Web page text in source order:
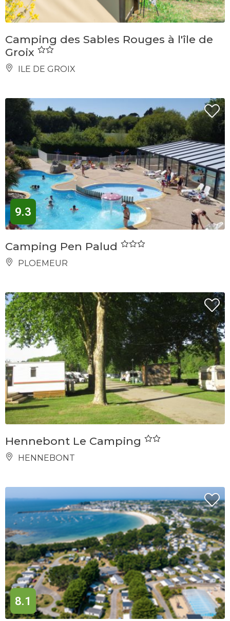
Camping des Sables Rouges à l'île de
Groix
ILE DE GROIX
9.3
Camping Pen Palud
PLOEMEUR
Hennebont Le Camping
HENNEBONT
8.1